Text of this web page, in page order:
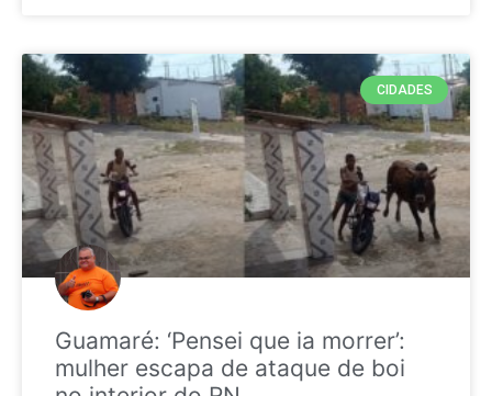
CIDADES
Guamaré: ‘Pensei que ia morrer’:
mulher escapa de ataque de boi